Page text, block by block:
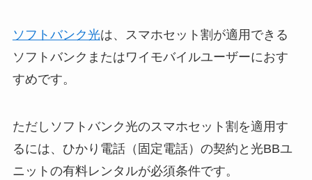
ソフトバンク光は、スマホセット割が適用できる
ソフトバンクまたはワイモバイルユーザーにおす
すめです。
ただしソフトバンク光のスマホセット割を適用す
るには、ひかり電話（固定電話）の契約と光BBユ
ニットの有料レンタルが必須条件です。